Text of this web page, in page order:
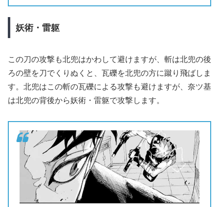
妖術・雷躯
この刀の攻撃も北兜はかわして避けますが、斬は北兜の後
ろの壁を刀でくりぬくと、瓦礫を北兜の方に蹴り飛ばしま
す。北兜はこの斬の瓦礫による攻撃も避けますが、奈ツ基
は北兜の背後から妖術・雷躯で攻撃します。